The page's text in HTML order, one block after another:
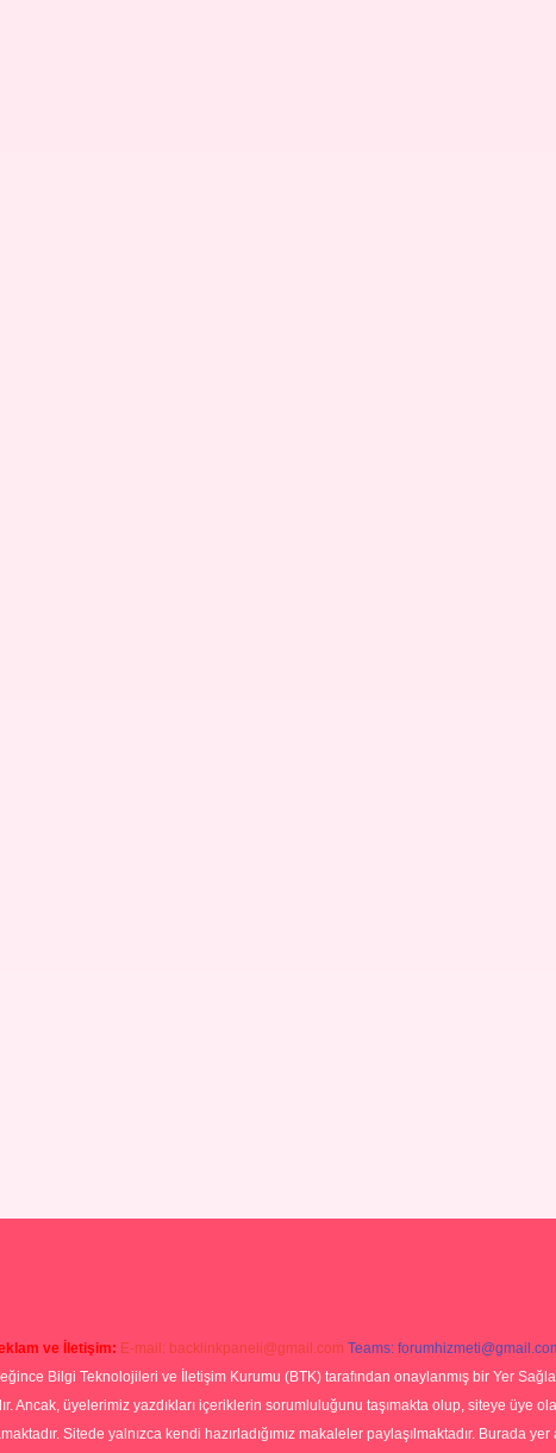
ve İletişim: E-mail: backlinkpaneli@gmail.com Teams:
Bilgi Teknolojileri ve İletişim Kurumu (BTK) tarafından onaylanmış bir Yer
Ancak, üyelerimiz yazdıkları içeriklerin sorumluluğunu taşımakta olup, siteye üye
Sitede yalnızca kendi hazırladığımız makaleler paylaşılmaktadır.